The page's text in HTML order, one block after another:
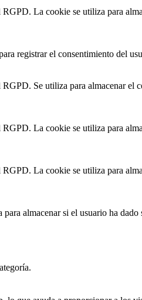
La cookie se utiliza para
registrar el consentimiento del
Se utiliza para almacenar el
La cookie se utiliza para
La cookie se utiliza para
almacenar si el usuario ha